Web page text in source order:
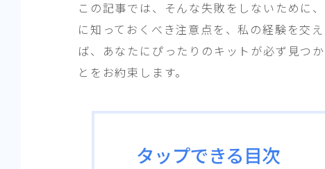
この記事では、そんな失敗をしないために
に知っておくべき注意点を、私の経験を交
ば、あなたにぴったりのキットが必ず見つ
とをお約束します。
タップできる目次